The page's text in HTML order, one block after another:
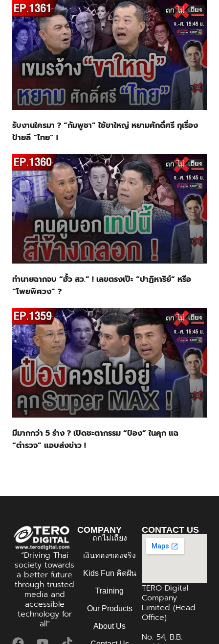
รับงานใครมา ? “กัมพูชา” ใช้ขาใหญ่ หยามศักดิ์ศรี กุเรื่อง
ป้ายสี “ไทย” !
ทำนายฉากจบ “ฮั้ว สว.” ! เลขตรงเป๊ะ “ปาฏิหาริย์” หรือ
“โพยพิศวง” ?
มีมากกว่า 5 ร่าง ? เปิดชะตากรรม “ป๋อง” ในคุก แฉ
“ตำรวจ” แอบส่งข่าว !
“Driving Thai
society towards
a better future
through trusted
media and
accessible
technology for
all”
COMPANY
ถกไม่เถียง
เงินทองของจริง
Kids Fun คิดฝัน
Training
Our Products
About Us
CONTACT US
TERO Digital
Company
Limited (Head
Office)
No. 54, B.B.